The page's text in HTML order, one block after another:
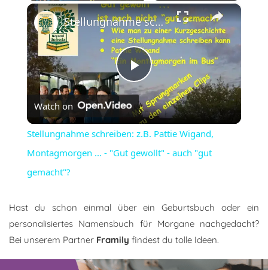
×
Play
Video
Stellungnahme schreiben: z.B. Pattie Wigand, Montagmorgen ... - "Gut gewollt" - auch "gut gemacht"?
Watch on
Stellungnahme schreiben: z.B. Pattie Wigand,
Montagmorgen ... - "Gut gewollt" - auch "gut
gemacht"?
Hast du schon einmal über ein Geburtsbuch oder ein
personalisiertes Namensbuch für Morgane nachgedacht?
Bei unserem Partner Framily findest du tolle Ideen.